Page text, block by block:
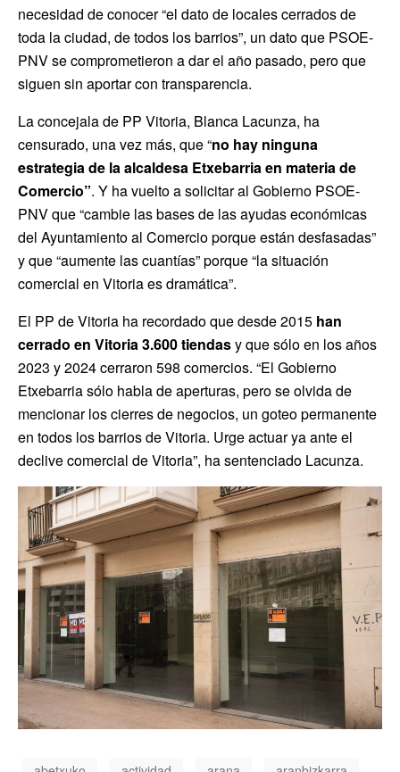
necesidad de conocer “el dato de locales cerrados de
toda la ciudad, de todos los barrios”, un dato que PSOE-
PNV se comprometieron a dar el año pasado, pero que
siguen sin aportar con transparencia.
La concejala de PP Vitoria, Blanca Lacunza, ha
censurado, una vez más, que “no hay ninguna
estrategia de la alcaldesa Etxebarria en materia de
Comercio”. Y ha vuelto a solicitar al Gobierno PSOE-
PNV que “cambie las bases de las ayudas económicas
del Ayuntamiento al Comercio porque están desfasadas”
y que “aumente las cuantías” porque “la situación
comercial en Vitoria es dramática”.
El PP de Vitoria ha recordado que desde 2015 han
cerrado en Vitoria 3.600 tiendasy que sólo en los años
2023 y 2024 cerraron 598 comercios. “El Gobierno
Etxebarria sólo habla de aperturas, pero se olvida de
mencionar los cierres de negocios, un goteo permanente
en todos los barrios de Vitoria. Urge actuar ya ante el
declive comercial de Vitoria”, ha sentenciado Lacunza.